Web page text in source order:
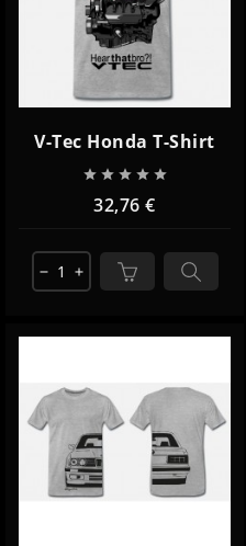
V-Tec Honda T-Shirt
    
32,76 €
remove add